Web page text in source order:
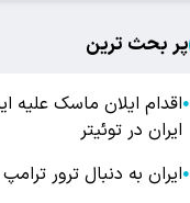
پر بحث ترین
●اقدام ایلان ماسک علیه
ایران در توئیتر
●ایران به دنبال ترور